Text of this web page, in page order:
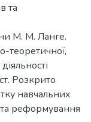
та
М. М. Ланге.
теоретичної,
Розкрито
навчальних
та реформування